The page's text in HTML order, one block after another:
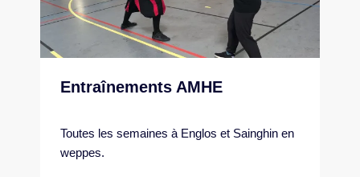
Entraînements AMHE
Toutes les semaines à Englos et Sainghin en
weppes.